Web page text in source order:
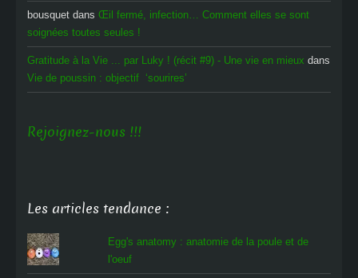
bousquet dans Œil fermé, infection… Comment elles se sont
soignées toutes seules !
Gratitude à la Vie ... par Luky ! (récit #9) - Une vie en mieux dans
Vie de poussin : objectif ‘sourires’
Rejoignez-nous !!!
Les articles tendance :
Egg's anatomy : anatomie de la poule et de
l'oeuf